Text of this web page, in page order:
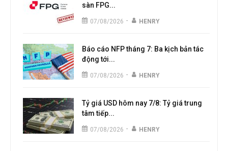
sàn FPG...
07/08/2026 - HENRY
Báo cáo NFP tháng 7: Ba kịch bản tác
động tới...
07/08/2026 - HENRY
Tỷ giá USD hôm nay 7/8: Tỷ giá trung
tâm tiếp...
07/08/2026 - HENRY